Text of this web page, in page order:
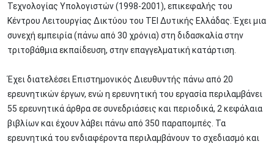
Τεχνολογίας Υπολογιστών (1998-2001), επικεφαλής του
Κέντρου Λειτουργίας Δικτύου του TEI Δυτικής Ελλάδας. Έχει μια
συνεχή εμπειρία (πάνω από 30 χρόνια) στη διδασκαλία στην
τριτοβάθμια εκπαίδευση, στην επαγγελματική κατάρτιση.
Έχει διατελέσει Επιστημονικός Διευθυντής πάνω από 20
ερευνητικών έργων, ενώ η ερευνητική του εργασία περιλαμβάνει
55 ερευνητικά άρθρα σε συνεδριάσεις και περιοδικά, 2 κεφάλαια
βιβλίων και έχουν λάβει πάνω από 350 παραπομπές. Τα
ερευνητικά του ενδιαφέροντα περιλαμβάνουν το σχεδιασμό και